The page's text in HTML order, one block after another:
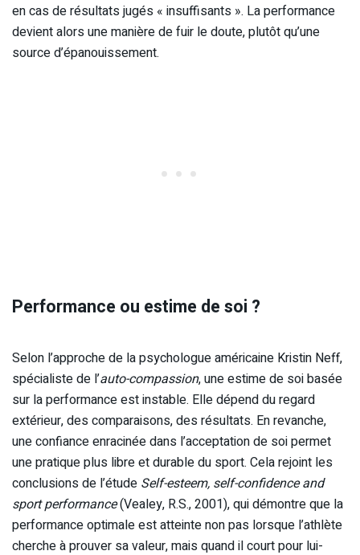
en cas de résultats jugés « insuffisants ». La performance
devient alors une manière de fuir le doute, plutôt qu’une
source d’épanouissement.
Performance ou estime de soi ?
Selon l’approche de la psychologue américaine Kristin Neff,
spécialiste de l’auto-compassion, une estime de soi basée
sur la performance est instable. Elle dépend du regard
extérieur, des comparaisons, des résultats. En revanche,
une confiance enracinée dans l’acceptation de soi permet
une pratique plus libre et durable du sport. Cela rejoint les
conclusions de l’étude Self-esteem, self-confidence and
sport performance(Vealey, R.S., 2001), qui démontre que la
performance optimale est atteinte non pas lorsque l’athlète
cherche à prouver sa valeur, mais quand il court pour lui-